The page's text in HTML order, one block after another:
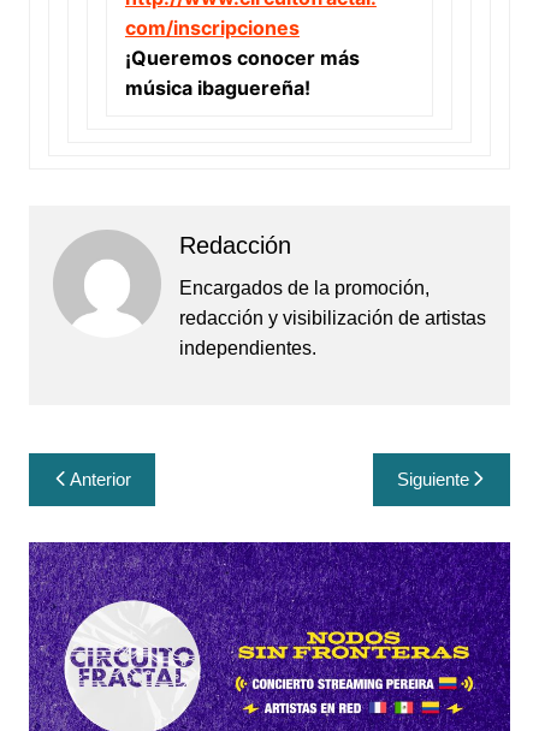
com/inscripciones
¡Queremos conocer más
música ibaguereña!
Redacción
Encargados de la promoción,
redacción y visibilización de artistas
independientes.
Navegación
de
entradas
Anterior Siguiente